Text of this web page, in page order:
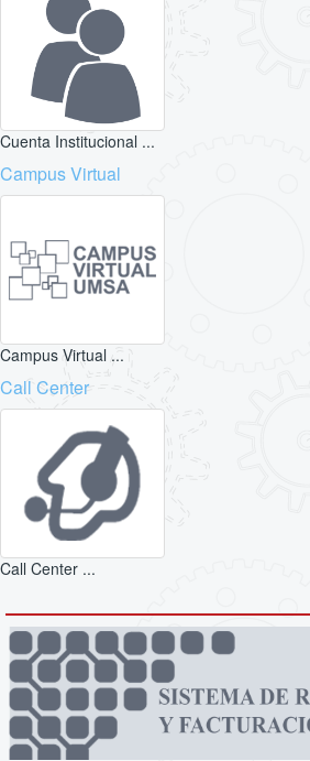
Cuenta Institucional ...
Campus Virtual
Campus Virtual ...
Call Center
Call Center ...